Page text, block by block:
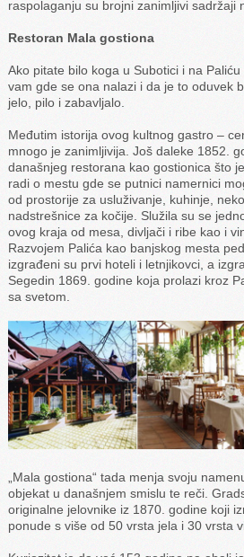
raspolaganju su brojni zanimljivi sadržaji
Restoran Mala gostiona
Ako pitate bilo koga u Subotici i na Paliću
vam gde se ona nalazi i da je to oduvek
jelo, pilo i zabavljalo.
Međutim istorija ovog kultnog gastro –
mnogo je zanimljivija. Još daleke 1852.
današnjeg restorana kao gostionica što
radi o mestu gde se putnici namernici
od prostorije za usluživanje, kuhinje,
nadstrešnice za kočije. Služila su se
ovog kraja od mesa, divljači i ribe kao i
Razvojem Palića kao banjskog mesta
izgrađeni su prvi hoteli i letnjikovci, a
Segedin 1869. godine koja prolazi kroz
sa svetom.
„Mala gostiona“ tada menja svoju
objekat u današnjem smislu te reči.
originalne jelovnike iz 1870. godine koji
ponude s više od 50 vrsta jela i 30 vrsta